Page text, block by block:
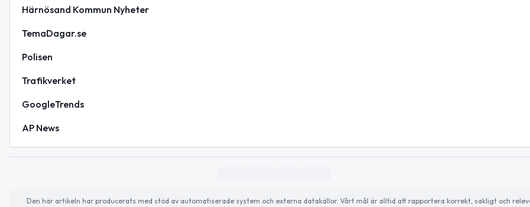
Härnösand Kommun Nyheter
TemaDagar.se
Polisen
Trafikverket
GoogleTrends
AP News
Den här artikeln har producerats med stöd av automatiserade system och externa datakällor. Vårt mål är alltid att rapportera korrekt, sakligt och